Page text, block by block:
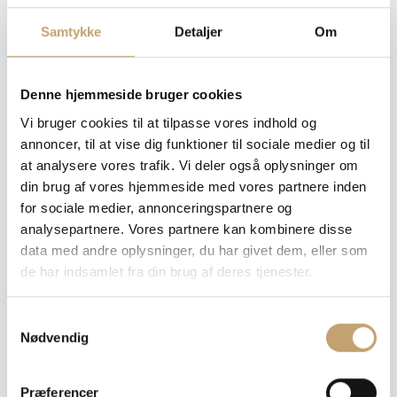
Samtykke Detaljer Om
Denne hjemmeside bruger cookies
Vi bruger cookies til at tilpasse vores indhold og
annoncer, til at vise dig funktioner til sociale medier og til
at analysere vores trafik. Vi deler også oplysninger om
din brug af vores hjemmeside med vores partnere inden
for sociale medier, annonceringspartnere og
analysepartnere. Vores partnere kan kombinere disse
data med andre oplysninger, du har givet dem, eller som
de har indsamlet fra din brug af deres tjenester.
Nødvendig
Præferencer
Tykkelse
Ryd
Pris pr. m²: 780,00 DKK
Angiv m²
Medregn spild (10%)
ikke køber noget endeligt.